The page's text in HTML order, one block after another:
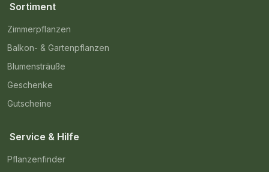
Sortiment
Zimmerpflanzen
Balkon- & Gartenpflanzen
Blumensträuße
Geschenke
Gutscheine
Service & Hilfe
Pflanzenfinder